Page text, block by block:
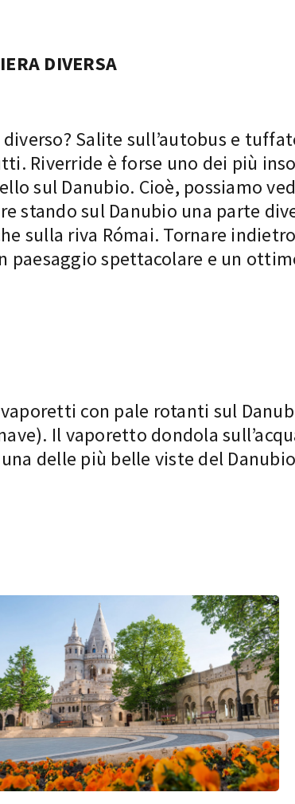
DIVERSA
Salite sull’autobus e
Riverride è forse uno dei più
sul Danubio. Cioè, possiamo
stando sul Danubio una parte
sulla riva Római. Tornare
paesaggio spettacolare e un
con pale rotanti sul
. Il vaporetto dondola
delle più belle viste del